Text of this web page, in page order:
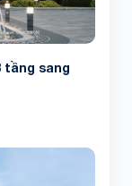
tầng sang